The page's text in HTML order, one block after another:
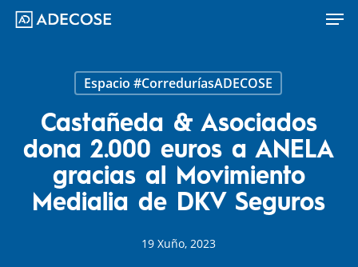
Skip
Espacio #CorreduríasADECOSE
Castañeda & Asociados
dona 2.000 euros a ANELA
gracias al Movimiento
Medialia de DKV Seguros
19 Xuño, 2023